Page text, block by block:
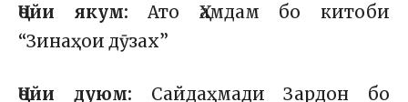
Ҷойи якум: Ато Ҳамдам бо китоби
“Зинаҳои дӯзах”
Ҷойи дуюм: Сайдаҳмади Зардон бо